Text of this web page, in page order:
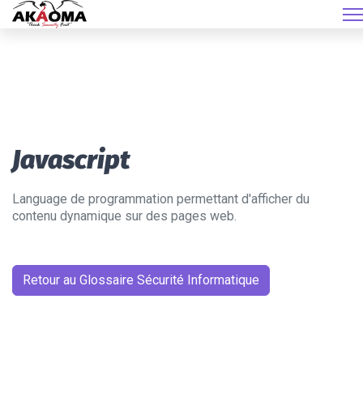
Javascript
Language de programmation permettant d'afficher du
contenu dynamique sur des pages web.
Retour au Glossaire Sécurité Informatique